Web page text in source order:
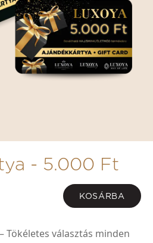
- 5.000 Ft
KOSÁRBA
Tökéletes választás minden